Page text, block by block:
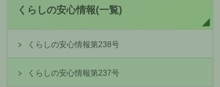
くらしの安心情報(一覧)
くらしの安心情報第238号
くらしの安心情報第237号